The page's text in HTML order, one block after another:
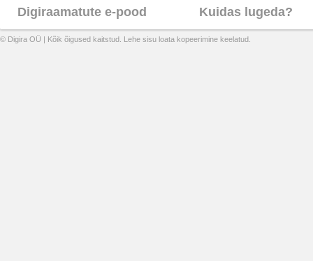
Digiraamatute e-pood Kuidas lugeda?
© Digira OÜ | Kõik õigused kaitstud. Lehe sisu loata kopeerimine keelatud.